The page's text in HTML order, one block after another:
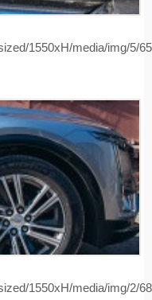
1550xH/media/img/5/
1550xH/media/img/2/